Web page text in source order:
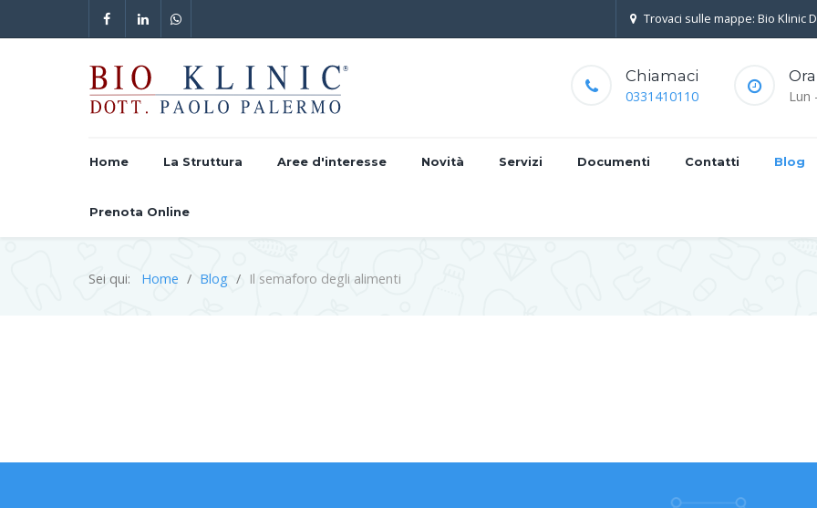
Trovaci sulle mappe: Bio Klinic
Chiamaci
0331410110 Lun
Home La Struttura Aree d'interesse Novità Servizi Documenti Contatti Blog
Prenota Online
Sei qui: Home Blog Il semaforo degli alimenti